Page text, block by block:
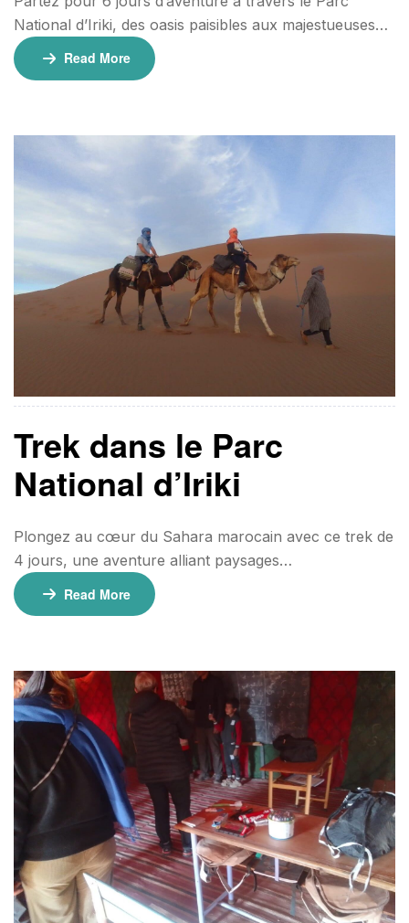
National d’Iriki, des oasis paisibles aux majestueuses
dunes d’Erg Chegaga. Conçu pour les débutants, ce
trek vous permet de marcher à votre propre rythme,
📍 Départ : Agadir ou Marrakech Informations […]
Read More
Trek dans le Parc
National d’Iriki
Plongez au cœur du Sahara marocain avec ce trek de
4 jours, une aventure alliant paysages
spectaculaires, rencontres nomades et nuitées sous
les étoiles. Entre randonnée dans les
et immersion dans la vie du désert. ⏳ Durée : 4 Jours /
3 Nuits📍 Départ : Foum Zguid Informations Pratiques
💰 Tarif : 300€ […]
Read More